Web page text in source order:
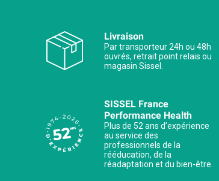
Livraison
Par transporteur 24h ou 48h
ouvrés, retrait point relais ou
magasin Sissel.
SISSEL France
Performance Health
Plus de 52 ans d’expérience
au service des
professionnels de la
rééducation, de la
réadaptation et du bien-être.